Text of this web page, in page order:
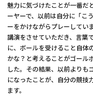
魅力に気づけたことが一番だ
ーヤーで、以前は自分に「こ
ーをかけながらプレーしてい
講演をさせていただき、言葉
に、ボールを受けること自体
かな？と考えることがゴール
した。その結果、以前よりも
になったことが、自分の競技
ます。